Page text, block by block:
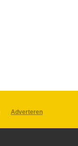
Adverteren